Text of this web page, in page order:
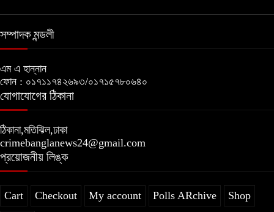
সম্পাদক মন্ডলী
এম এ হান্নান
ফোন : ০১৭১১৭৪২৬৯৩/০১৭১৫৭৮০৬৪০
যোগাযোগের ঠিকানা
ঠিকানা,মতিঝিল,ঢাকা
crimebanglanews24@gmail.com
প্রয়োজনীয় লিঙ্ক
Cart Checkout My account Polls ARchive Shop